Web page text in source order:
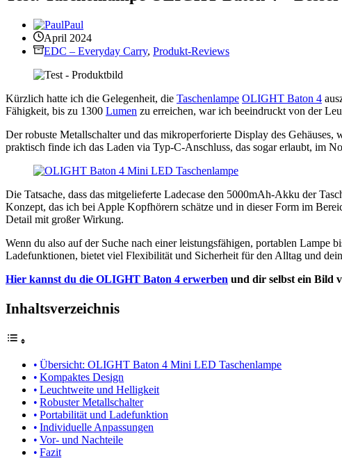
Paul
April 2024
EDC – Everyday Carry, Produkt-Reviews
Kürzlich hatte ich die Gelegenheit, die Taschenlampe OLIGHT Baton 4
Fähigkeit, bis zu 1300 Lumen zu erreichen, war ich beeindruckt von der
Der robuste Metallschalter und das mikroperforierte Display des
praktisch finde ich das Laden via Typ-C-Anschluss, das sogar erlaubt, im
Die Tatsache, dass das mitgelieferte Ladecase den 5000mAh-Akku der
Konzept, das ich bei Apple Kopfhörern schätze und in dieser Form im
Detail mit großer Wirkung.
Wenn du also auf der Suche nach einer leistungsfähigen, portablen
Ladefunktionen, bietet viel Flexibilität und Sicherheit für den Alltag und
Hier kannst du die OLIGHT Baton 4 erwerben und dir selbst ein Bild
Inhaltsverzeichnis
Übersicht: OLIGHT Baton 4 Mini LED Taschenlampe
Kompaktes Design
Leuchtweite und Helligkeit
Robuster Metallschalter
Portabilität und Ladefunktion
Individuelle Anpassungen
Vor- und Nachteile
Fazit